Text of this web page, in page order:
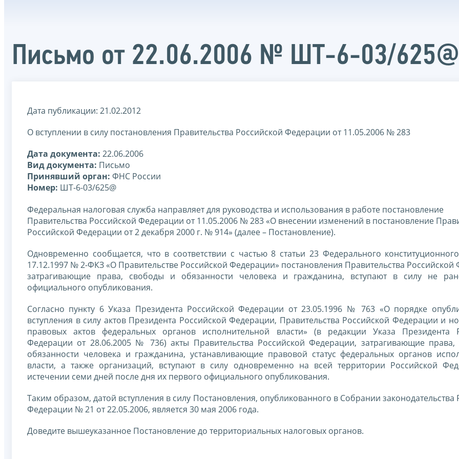
Письмо от 22.06.2006 № ШТ-6-03/625@
Дата публикации: 21.02.2012
О вступлении в силу постановления Правительства Российской Федерации от 11.05.2006 № 283
Дата документа: 22.06.2006
Вид документа: Письмо
Принявший орган: ФНС России
Номер: ШТ-6-03/625@
Федеральная налоговая служба направляет для руководства и использования в работе постановление
Правительства Российской Федерации от 11.05.2006 № 283 «О внесении изменений в постановление
Российской Федерации от 2 декабря 2000 г. № 914» (далее – Постановление).
Одновременно сообщается, что в соответствии с частью 8 статьи 23 Федерального конституционного
17.12.1997 № 2-ФКЗ «О Правительстве Российской Федерации» постановления Правительства Российской
затрагивающие права, свободы и обязанности человека и гражданина, вступают в силу не
официального опубликования.
Согласно пункту 6 Указа Президента Российской Федерации от 23.05.1996 № 763 «О порядке
вступления в силу актов Президента Российской Федерации, Правительства Российской Федерации и
правовых актов федеральных органов исполнительной власти» (в редакции Указа Президента
Федерации от 28.06.2005 № 736) акты Правительства Российской Федерации, затрагивающие
обязанности человека и гражданина, устанавливающие правовой статус федеральных органов
власти, а также организаций, вступают в силу одновременно на всей территории Российской
истечении семи дней после дня их первого официального опубликования.
Таким образом, датой вступления в силу Постановления, опубликованного в Собрании законодательства
Федерации № 21 от 22.05.2006, является 30 мая 2006 года.
Доведите вышеуказанное Постановление до территориальных налоговых органов.